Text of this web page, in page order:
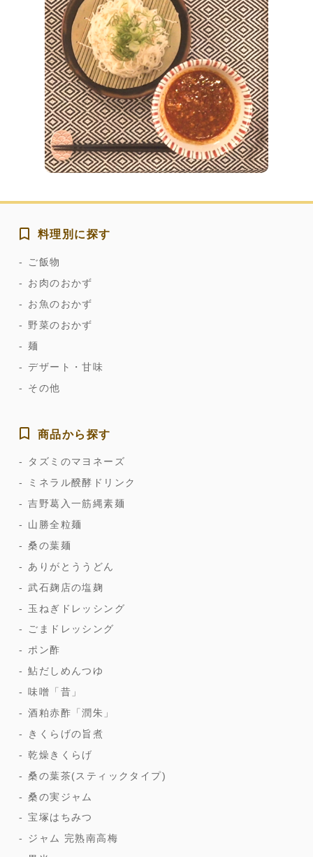
料理別に探す
ご飯物
お肉のおかず
お魚のおかず
野菜のおかず
麺
デザート・甘味
その他
商品から探す
タズミのマヨネーズ
ミネラル醗酵ドリンク
吉野葛入一筋縄素麺
山勝全粒麺
桑の葉麺
ありがとううどん
武石麹店の塩麹
玉ねぎドレッシング
ごまドレッシング
ポン酢
鮎だしめんつゆ
味噌「昔」
酒粕赤酢「潤朱」
きくらげの旨煮
乾燥きくらげ
桑の葉茶(スティックタイプ)
桑の実ジャム
宝塚はちみつ
ジャム 完熟南高梅